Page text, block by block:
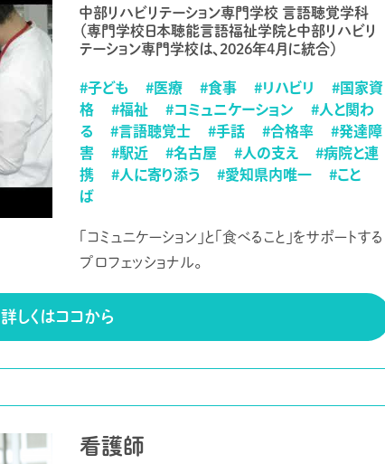
中部リハビリテーション専門学校 言語聴覚学科
（専門学校日本聴能言語福祉学院と中部リハビリ
テーション専門学校は、2026年4月に統合）
#子ども #医療 #食事 #リハビリ
#国家資
格
#福祉 #コミュニケーション
#人と関わ
る
#言語聴覚士 #手話 #合格率
#発達障
害
#駅近 #名古屋 #人の支え
#病院と連
携
#人に寄り添う #愛知県内唯一
#こと
ば
「コミュニケーション」と「食べること」をサポートする
プロフェッショナル。
詳しくはココから
看護師